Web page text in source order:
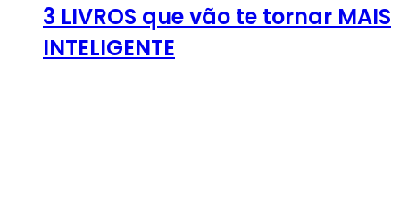
3 LIVROS que vão te tornar MAIS
INTELIGENTE